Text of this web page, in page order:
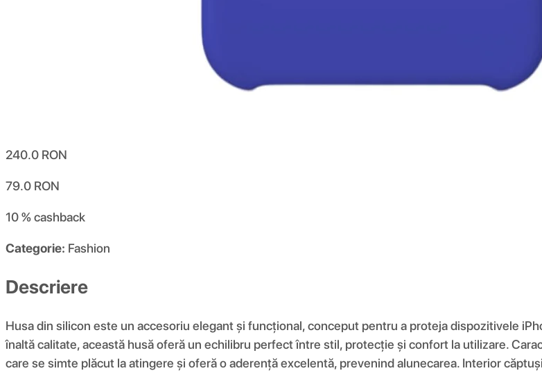
240.0 RON
79.0 RON
10 %cashback
Categorie: Fashion
Descriere
Husa din silicon este un accesoriu elegant și funcțional, conceput pentru a proteja dispozitivele
înaltă calitate, această husă oferă un echilibru perfect între stil, protecție și confort la utilizare.
care se simte plăcut la atingere și oferă o aderență excelentă, prevenind alunecarea. Interior